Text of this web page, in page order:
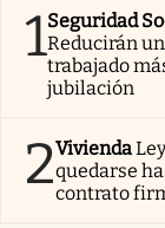
1Seguridad
Reducirán
trabajado
jubilación
2Vivienda
quedarse
contrato